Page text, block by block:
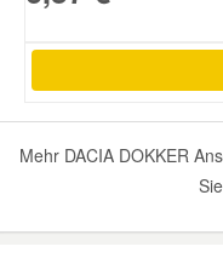
Mehr DACIA DOKKER